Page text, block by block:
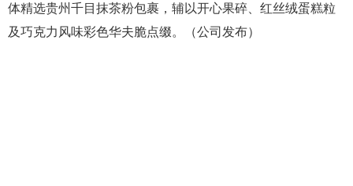
体精选贵州千目抹茶粉包裹，辅以开心果碎、红丝绒蛋糕粒
及巧克力风味彩色华夫脆点缀。（公司发布）